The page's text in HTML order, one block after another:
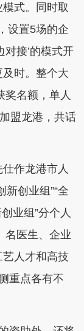
式。同时取
设置5场的企
对接’的模式开
时。整个大
奖名额，单人
盟龙港，共话
作龙港市人
创业组”“全
业组”分个人
名医生、企业
人才和高技
重点各有不